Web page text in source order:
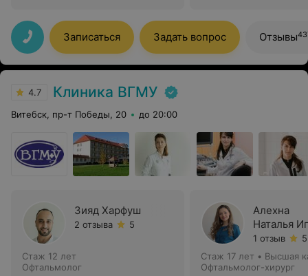
Записаться Задать вопрос Отзывы
4.7 Клиника ВГМУ
Витебск, пр-т Победы, 20 до 20:00
Зияд Харфуш
2 отзыва 5
Стаж 12 лет
Офтальмолог
Алехна
Наталья
1 отзыв
5
Стаж 17 лет • Высшая
Офтальмолог-хирург